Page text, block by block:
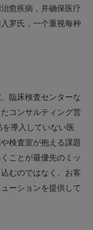
愈疾病，并确保医疗
罗氏，一个重视每种
臨床検査センターな
コンサルティング営
導入していない医
検査室が抱える課題
ことが最優先のミッ
むのではなく、お客
ーションを提供して